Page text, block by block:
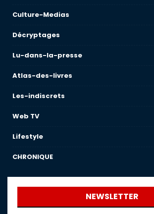
Culture-Medias
Décryptages
Lu-dans-la-presse
Atlas-des-livres
Les-indiscrets
Web TV
Lifestyle
CHRONIQUE
NEWSLETTER